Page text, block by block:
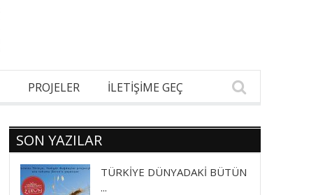
PROJELER İLETİŞİME GEÇ
SON YAZILAR
TÜRKİYE DÜNYADAKİ BÜTÜN
...